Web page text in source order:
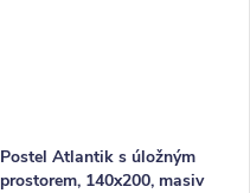
Postel Atlantik s úložným
prostorem, 140x200, masiv